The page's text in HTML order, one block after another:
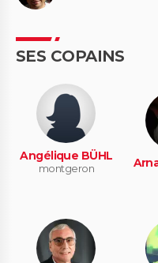
SES COPAINS
Angélique BÜHL
montgeron